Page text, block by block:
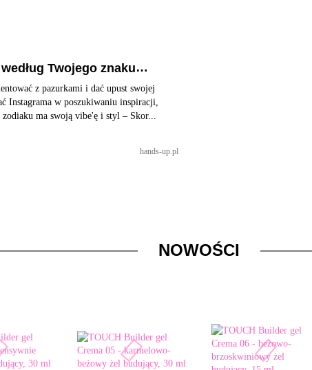
Twojego znaku
hands-up.pl
z pazurkami i dać upust swojej
Instagrama w poszukiwaniu inspiracji,
ma swoją vibe'ę i styl – Skor...
NOWOŚCI